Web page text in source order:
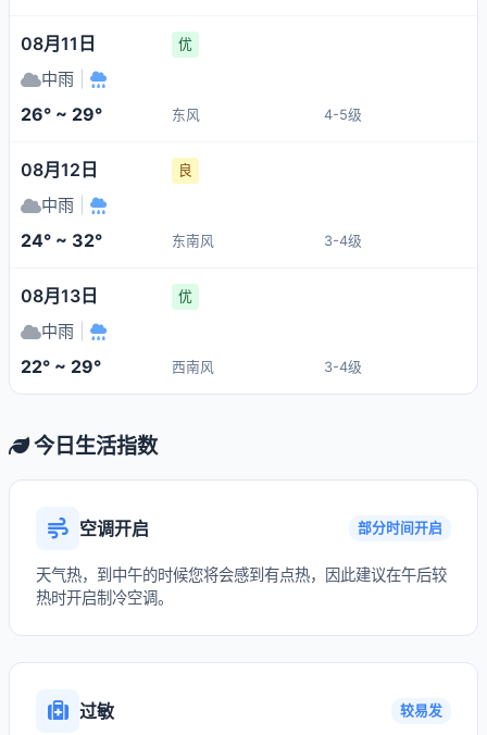
08月11日 优
中雨
26° ~ 29° 东风 4-5级
08月12日 良
中雨
24° ~ 32° 东南风 3-4级
08月13日 优
中雨
22° ~ 29° 西南风 3-4级
今日生活指数
空调开启 部分时间开启
天气热，到中午的时候您将会感到有点热，因此建议在午后较
热时开启制冷空调。
过敏 较易发